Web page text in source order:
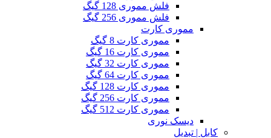
فلش مموری 128 گیگ
فلش مموری 256 گیگ
مموری کارت
مموری کارت 8 گیگ
مموری کارت 16 گیگ
مموری کارت 32 گیگ
مموری کارت 64 گیگ
مموری کارت 128 گیگ
مموری کارت 256 گیگ
مموری کارت 512 گیگ
دیسک نوری
کابل | تبدیل